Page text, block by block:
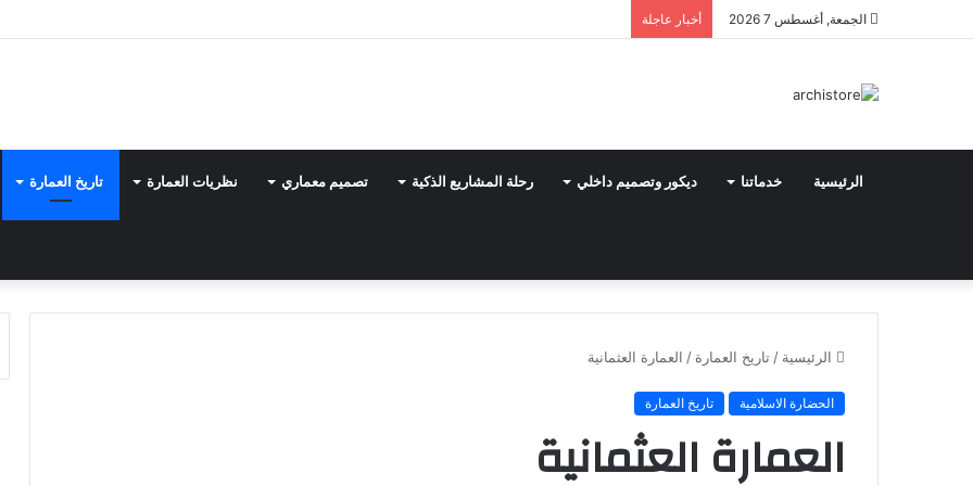
الجمعة, أغسطس 7 2026 أخبار عاجلة
الرئيسية خدماتنا ديكور وتصميم داخلي رحلة المشاريع الذكية تصميم معماري نظريات العمارة تاريخ العمارة
الرئيسية / تاريخ العمارة / العمارة العثمانية
الحضارة الاسلامية تاريخ العمارة
العمارة العثمانية